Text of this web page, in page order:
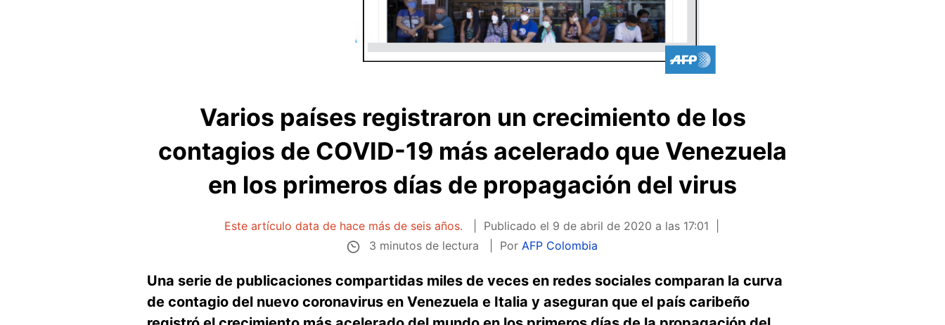
Varios países registraron un crecimiento de los
contagios de COVID-19 más acelerado que Venezuela
en los primeros días de propagación del virus
Este artículo data de hace más de seis años. Publicado el 9 de abril de 2020 a las 17:01
3 minutos de lectura
PorAFP Colombia
Una serie de publicaciones compartidas miles de veces en redes sociales comparan la curva
de contagio del nuevo coronavirus en Venezuela e Italia y aseguran que el país caribeño